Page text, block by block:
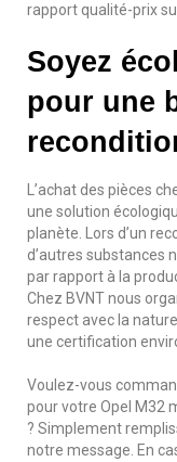
rapport qualité-prix
Soyez
pour une
L’achat des pièces
une solution
planète. Lors d’un
d’autres substances
par rapport à la
Chez BVNT nous
respect avec la
une certification
Voulez-vous
pour votre Opel M32
? Simplement
notre message. En